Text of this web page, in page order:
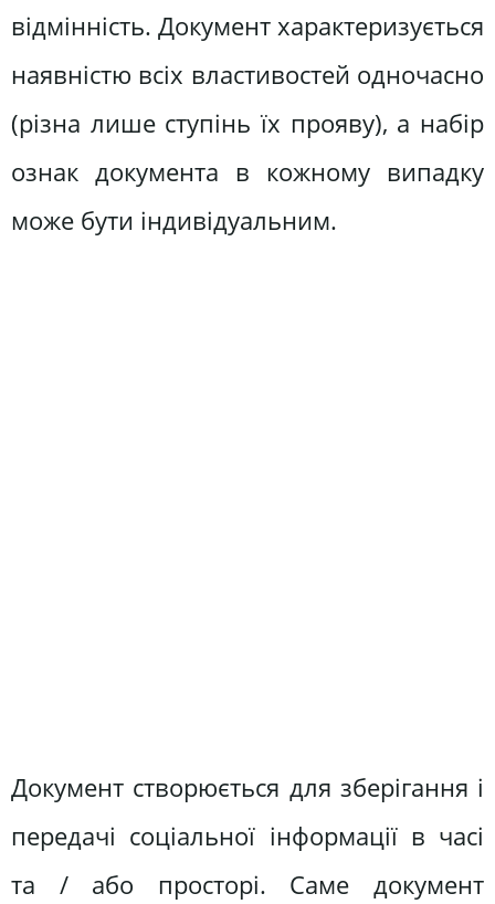
відмінність. Документ характеризується
наявністю всіх властивостей одночасно
(різна лише ступінь їх прояву), а набір
ознак документа в кожному випадку
може бути індивідуальним.
Документ створюється для зберігання і
передачі соціальної інформації в часі
та / або просторі. Саме документ